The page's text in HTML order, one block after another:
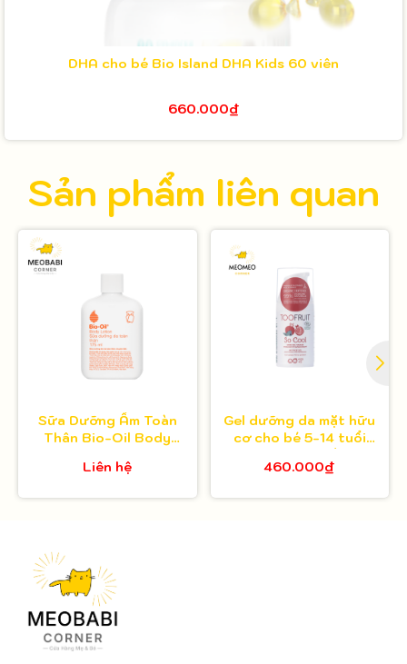
DHA cho bé Bio Island DHA Kids 60 viên
660.000₫
Sản phẩm liên quan
Sữa Dưỡng Ẩm Toàn
Thân Bio-Oil Body
Liên hệ
Gel dưỡng da mặt hữu
cơ cho bé 5-14 tuổi
30ml
460.000₫